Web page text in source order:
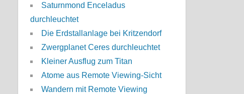
Saturnmond Enceladus
durchleuchtet
Die Erdstallanlage bei Kritzendorf
Zwergplanet Ceres durchleuchtet
Kleiner Ausflug zum Titan
Atome aus Remote Viewing-Sicht
Wandern mit Remote Viewing